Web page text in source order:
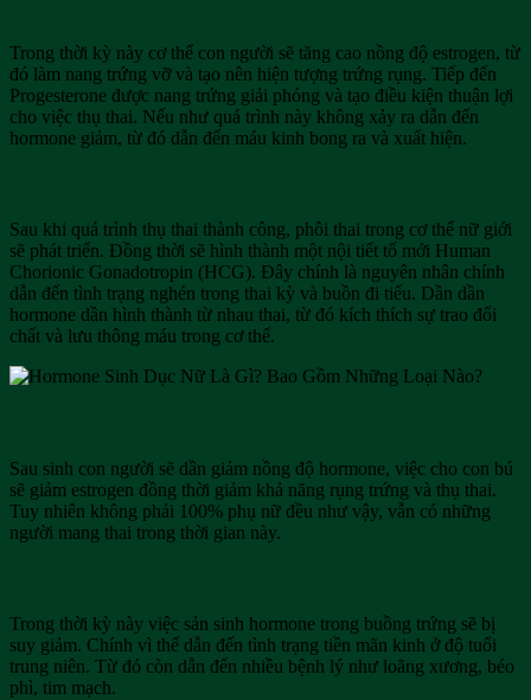
Trong thời kỳ này cơ thể con người sẽ tăng cao nồng độ estrogen, từ
đó làm nang trứng vỡ và tạo nên hiện tượng trứng rụng. Tiếp đến
Progesterone được nang trứng giải phóng và tạo điều kiện thuận lợi
cho việc thụ thai. Nếu như quá trình này không xảy ra dẫn đến
hormone giảm, từ đó dẫn đến máu kinh bong ra và xuất hiện.
Sau khi quá trình thụ thai thành công, phôi thai trong cơ thể nữ giới
sẽ phát triển. Đồng thời sẽ hình thành một nội tiết tố mới Human
Chorionic Gonadotropin (HCG). Đây chính là nguyên nhân chính
dẫn đến tình trạng nghén trong thai kỳ và buồn đi tiểu. Dần dần
hormone dần hình thành từ nhau thai, từ đó kích thích sự trao đổi
chất và lưu thông máu trong cơ thể.
Sau sinh con người sẽ dần giảm nồng độ hormone, việc cho con bú
sẽ giảm estrogen đồng thời giảm khả năng rụng trứng và thụ thai.
Tuy nhiên không phải 100% phụ nữ đều như vậy, vẫn có những
người mang thai trong thời gian này.
Trong thời kỳ này việc sản sinh hormone trong buồng trứng sẽ bị
suy giảm. Chính vì thế dẫn đến tình trạng tiền mãn kinh ở độ tuổi
trung niên. Từ đó còn dẫn đến nhiều bệnh lý như loãng xương, béo
phì, tim mạch.